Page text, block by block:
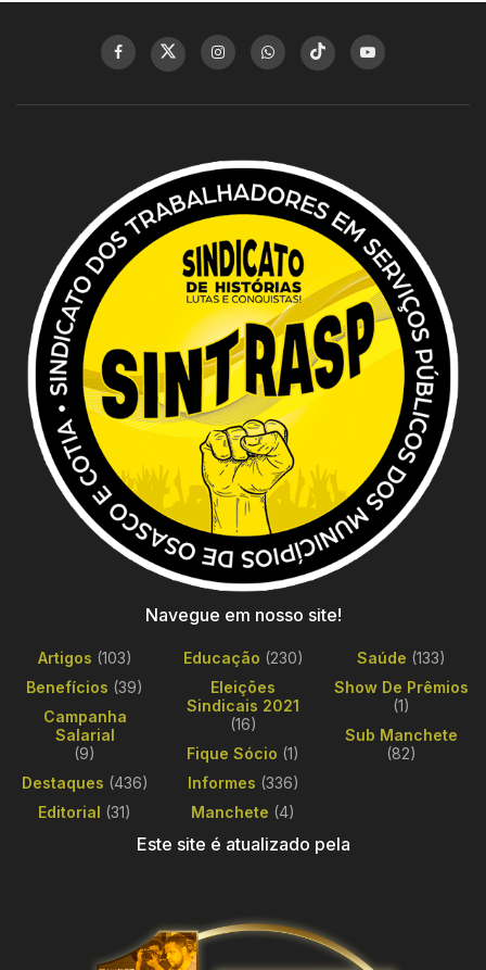
Navegue em nosso site!
Artigos (103)
Benefícios (39)
Campanha
Salarial
(9)
Destaques (436)
Editorial (31)
Educação (230)
Eleições
Sindicais 2021
(16)
Fique Sócio (1)
Informes (336)
Manchete (4)
Saúde (133)
Show De Prêmios
(1)
Sub Manchete
(82)
Este site é atualizado pela